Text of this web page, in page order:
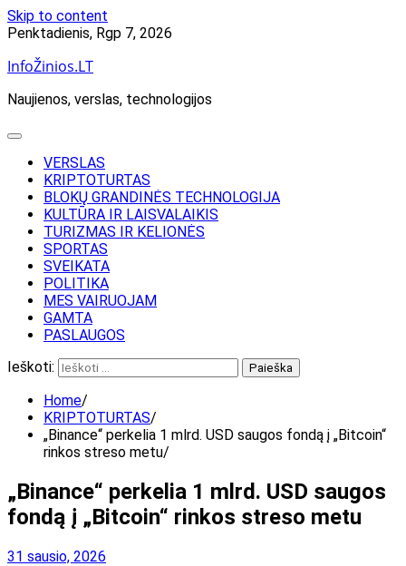
Skip to content
Penktadienis, Rgp 7, 2026
InfoŽinios.LT
Naujienos, verslas, technologijos
VERSLAS
KRIPTOTURTAS
BLOKŲ GRANDINĖS TECHNOLOGIJA
KULTŪRA IR LAISVALAIKIS
TURIZMAS IR KELIONĖS
SPORTAS
SVEIKATA
POLITIKA
MES VAIRUOJAM
GAMTA
PASLAUGOS
Ieškoti:
Home
KRIPTOTURTAS
„Binance“ perkelia 1 mlrd. USD saugos fondą į „Bitcoin“
rinkos streso metu
„Binance“ perkelia 1 mlrd. USD saugos
fondą į „Bitcoin“ rinkos streso metu
31 sausio, 2026